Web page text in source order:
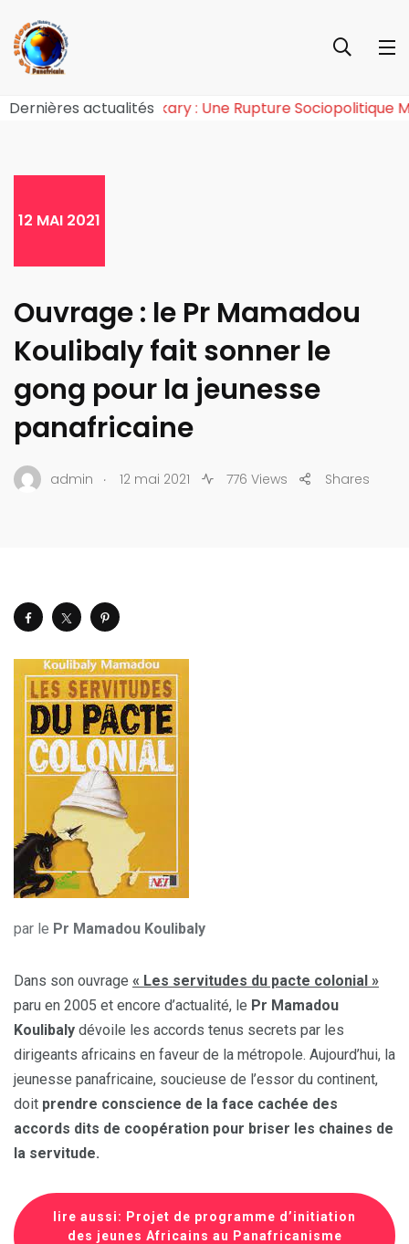
Dernières actualités
de l’Effet Tchiroma Bakary : Une Rupture
12 MAI 2021
Ouvrage : le Pr Mamadou
Koulibaly fait sonner le
gong pour la jeunesse
panafricaine
admin . 12 mai 2021 776 Views Shares
par le Pr Mamadou Koulibaly
Dans son ouvrage « Les servitudes du pacte colonial »
paru en 2005 et encore d’actualité, le Pr Mamadou
Koulibaly dévoile les accords tenus secrets par les
dirigeants africains en faveur de la métropole. Aujourd’hui, la
jeunesse panafricaine, soucieuse de l’essor du continent,
doit prendre conscience de la face cachée des
accords dits de coopération pour briser les chaines de
la servitude.
lire aussi: Projet de programme d’initiation
des jeunes Africains au Panafricanisme